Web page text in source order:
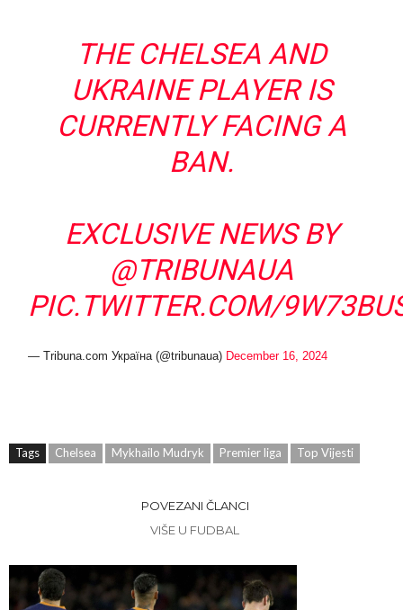
THE CHELSEA AND
UKRAINE PLAYER IS
CURRENTLY FACING A
BAN.
EXCLUSIVE NEWS BY
@TRIBUNAUA
PIC.TWITTER.COM/
— Tribuna.com Україна (@tribunaua) December 16, 2024
Tags Chelsea Mykhailo Mudryk Premier liga Top Vijesti
POVEZANI ČLANCI
VIŠE U FUDBAL